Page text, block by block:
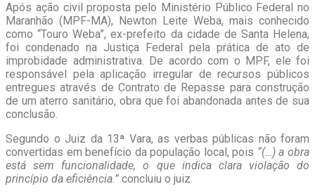
Após ação civil proposta pelo Ministério Público Federal no
Maranhão (MPF-MA), Newton Leite Weba, mais conhecido
como “Touro Weba”, ex-prefeito da cidade de Santa Helena,
foi condenado na Justiça Federal pela prática de ato de
improbidade administrativa. De acordo com o MPF, ele foi
responsável pela aplicação irregular de recursos públicos
entregues através de Contrato de Repasse para construção
de um aterro sanitário, obra que foi abandonada antes de sua
conclusão.
Segundo o Juiz da 13ª Vara, as verbas públicas não foram
convertidas em benefício da população local, pois “(…) a obra
está sem funcionalidade, o que indica clara violação do
princípio da eficiência.” concluiu o juiz.